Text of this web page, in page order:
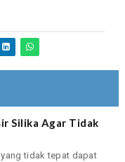
Silika Agar Tidak
tidak tepat dapat